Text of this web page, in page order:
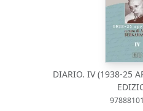
DIARIO. IV (1938-25